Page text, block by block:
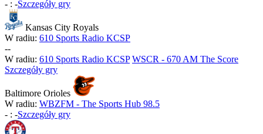
- : -Szczegóły gry
Kansas City Royals
W radiu: 610 Sports Radio KCSP
--
W radiu: 610 Sports Radio KCSP WSCR - 670 AM The Score
Szczegóły gry
Baltimore Orioles
W radiu: WBZFM - The Sports Hub 98.5
- : -Szczegóły gry